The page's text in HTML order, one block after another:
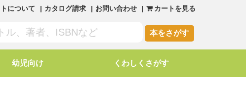
について カタログ請求 お問い合わせ カートを見る
本をさがす
幼児向け くわしくさがす